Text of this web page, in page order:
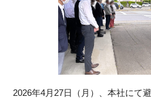
2026年4月27日（月）、本社にて